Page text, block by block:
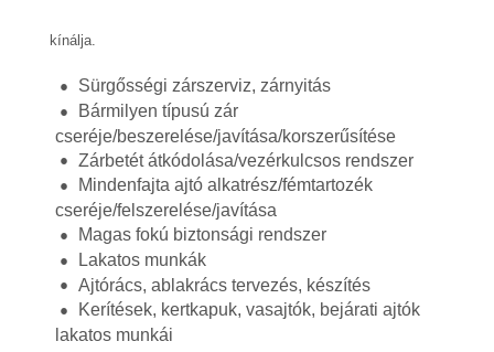
kínálja.
Sürgősségi zárszerviz, zárnyitás
Bármilyen típusú zár
cseréje/beszerelése/javítása/korszerűsítése
Zárbetét átkódolása/vezérkulcsos rendszer
Mindenfajta ajtó alkatrész/fémtartozék
cseréje/felszerelése/javítása
Magas fokú biztonsági rendszer
Lakatos munkák
Ajtórács, ablakrács tervezés, készítés
Kerítések, kertkapuk, vasajtók, bejárati ajtók
lakatos munkái